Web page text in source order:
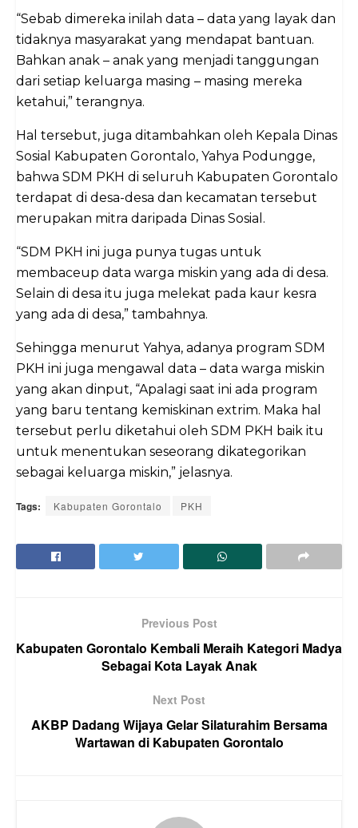
“Sebab dimereka inilah data – data yang layak dan
tidaknya masyarakat yang mendapat bantuan.
Bahkan anak – anak yang menjadi tanggungan
dari setiap keluarga masing – masing mereka
ketahui,” terangnya.
Hal tersebut, juga ditambahkan oleh Kepala Dinas
Sosial Kabupaten Gorontalo, Yahya Podungge,
bahwa SDM PKH di seluruh Kabupaten Gorontalo
terdapat di desa-desa dan kecamatan tersebut
merupakan mitra daripada Dinas Sosial.
“SDM PKH ini juga punya tugas untuk
membaceup data warga miskin yang ada di desa.
Selain di desa itu juga melekat pada kaur kesra
yang ada di desa,” tambahnya.
Sehingga menurut Yahya, adanya program SDM
PKH ini juga mengawal data – data warga miskin
yang akan dinput, “Apalagi saat ini ada program
yang baru tentang kemiskinan extrim. Maka hal
tersebut perlu diketahui oleh SDM PKH baik itu
untuk menentukan seseorang dikategorikan
sebagai keluarga miskin,” jelasnya.
Tags: Kabupaten Gorontalo PKH
Previous Post
Kabupaten Gorontalo Kembali Meraih Kategori Madya
Sebagai Kota Layak Anak
Next Post
AKBP Dadang Wijaya Gelar Silaturahim Bersama
Wartawan di Kabupaten Gorontalo